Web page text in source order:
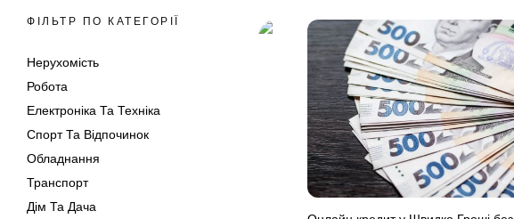
ФІЛЬТР ПО КАТЕГОРІЇ
Нерухомість
Робота
Електроніка Та Техніка
Спорт Та Відпочинок
Обладнання
Транспорт
Дім Та Дача